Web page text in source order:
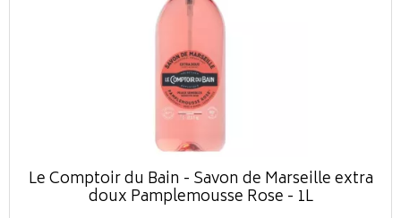
Le Comptoir du Bain - Savon de Marseille extra
doux Pamplemousse Rose - 1L